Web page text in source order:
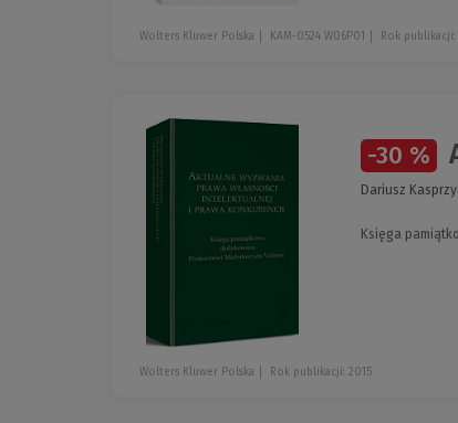
Wolters Kluwer Polska KAM-0524 W06P01 Rok publikacji:
-30 %
Dariusz
Księga
Wolters Kluwer Polska Rok publikacji: 2015